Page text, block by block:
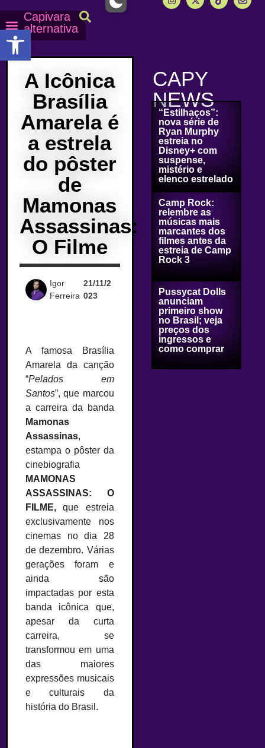
Capivara
alternativa
A Icônica
Brasília
Amarela é
a estrela
do pôster
de
Mamonas
Assassinas:
O Filme
Igor
Ferreira
21/11/2
023
A famosa Brasília
Amarela da canção
“Pelados em
Santos”, que marcou
a carreira da banda
Mamonas
Assassinas,
estampa o pôster da
cinebiografia
MAMONAS
ASSASSINAS: O
FILME, que estreia
exclusivamente nos
cinemas no dia 28
de dezembro. Várias
gerações foram e
ainda são
impactadas por esta
banda icônica que,
apesar da curta
carreira, se
transformou em uma
das maiores
expressões musicais
e culturais da
história do Brasil.
CAPY
NEWS
“Estilhaços”:
nova série de
Ryan Murphy
estreia no
Disney+ com
suspense,
mistério e
elenco estrelado
Camp Rock:
relembre as
músicas mais
marcantes dos
filmes antes da
estreia de Camp
Rock 3
Pussycat Dolls
anunciam
primeiro show
no Brasil; veja
preços dos
ingressos e
como comprar
Abrir a barra de ferramentas